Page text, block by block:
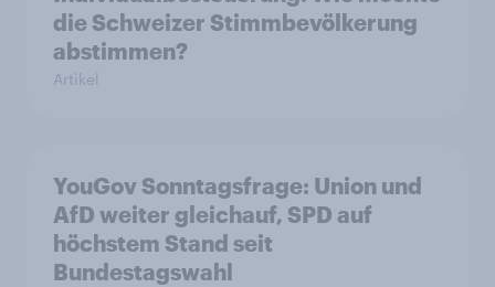
die Schweizer Stimmbevölkerung
abstimmen?
Artikel
YouGov Sonntagsfrage: Union und
AfD weiter gleichauf, SPD auf
höchstem Stand seit
Bundestagswahl